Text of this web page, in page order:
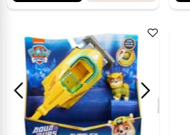
מידע נוסף הוסף לסל